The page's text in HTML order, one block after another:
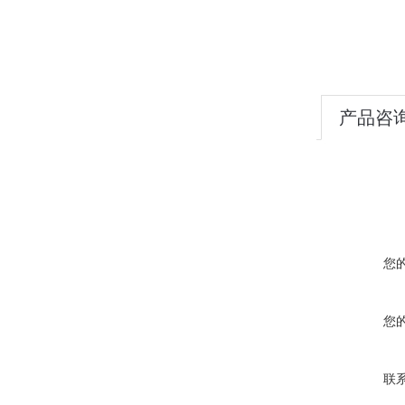
产品咨
您
您
联